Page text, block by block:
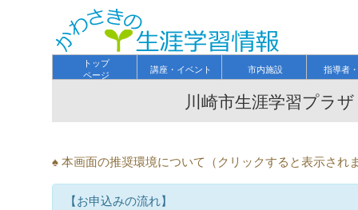
トップ
ページ
講座・イベント 市内施設 指導者
川崎市生涯学習プラ
♠ 本画面の推奨環境について（クリックすると表示され
【お申込みの流れ】